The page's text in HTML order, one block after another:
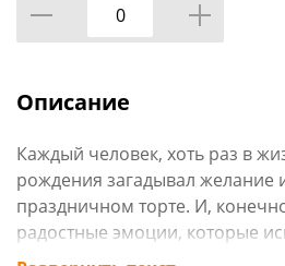
Описание
Каждый человек, хоть раз в
рождения загадывал желание
праздничном торте. И,
радостные эмоции, которые
Наши свечи для торта помогут